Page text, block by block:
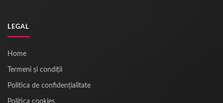
LEGAL
Home
Termeni și condiții
Politica de confidențialitate
Politica cookies